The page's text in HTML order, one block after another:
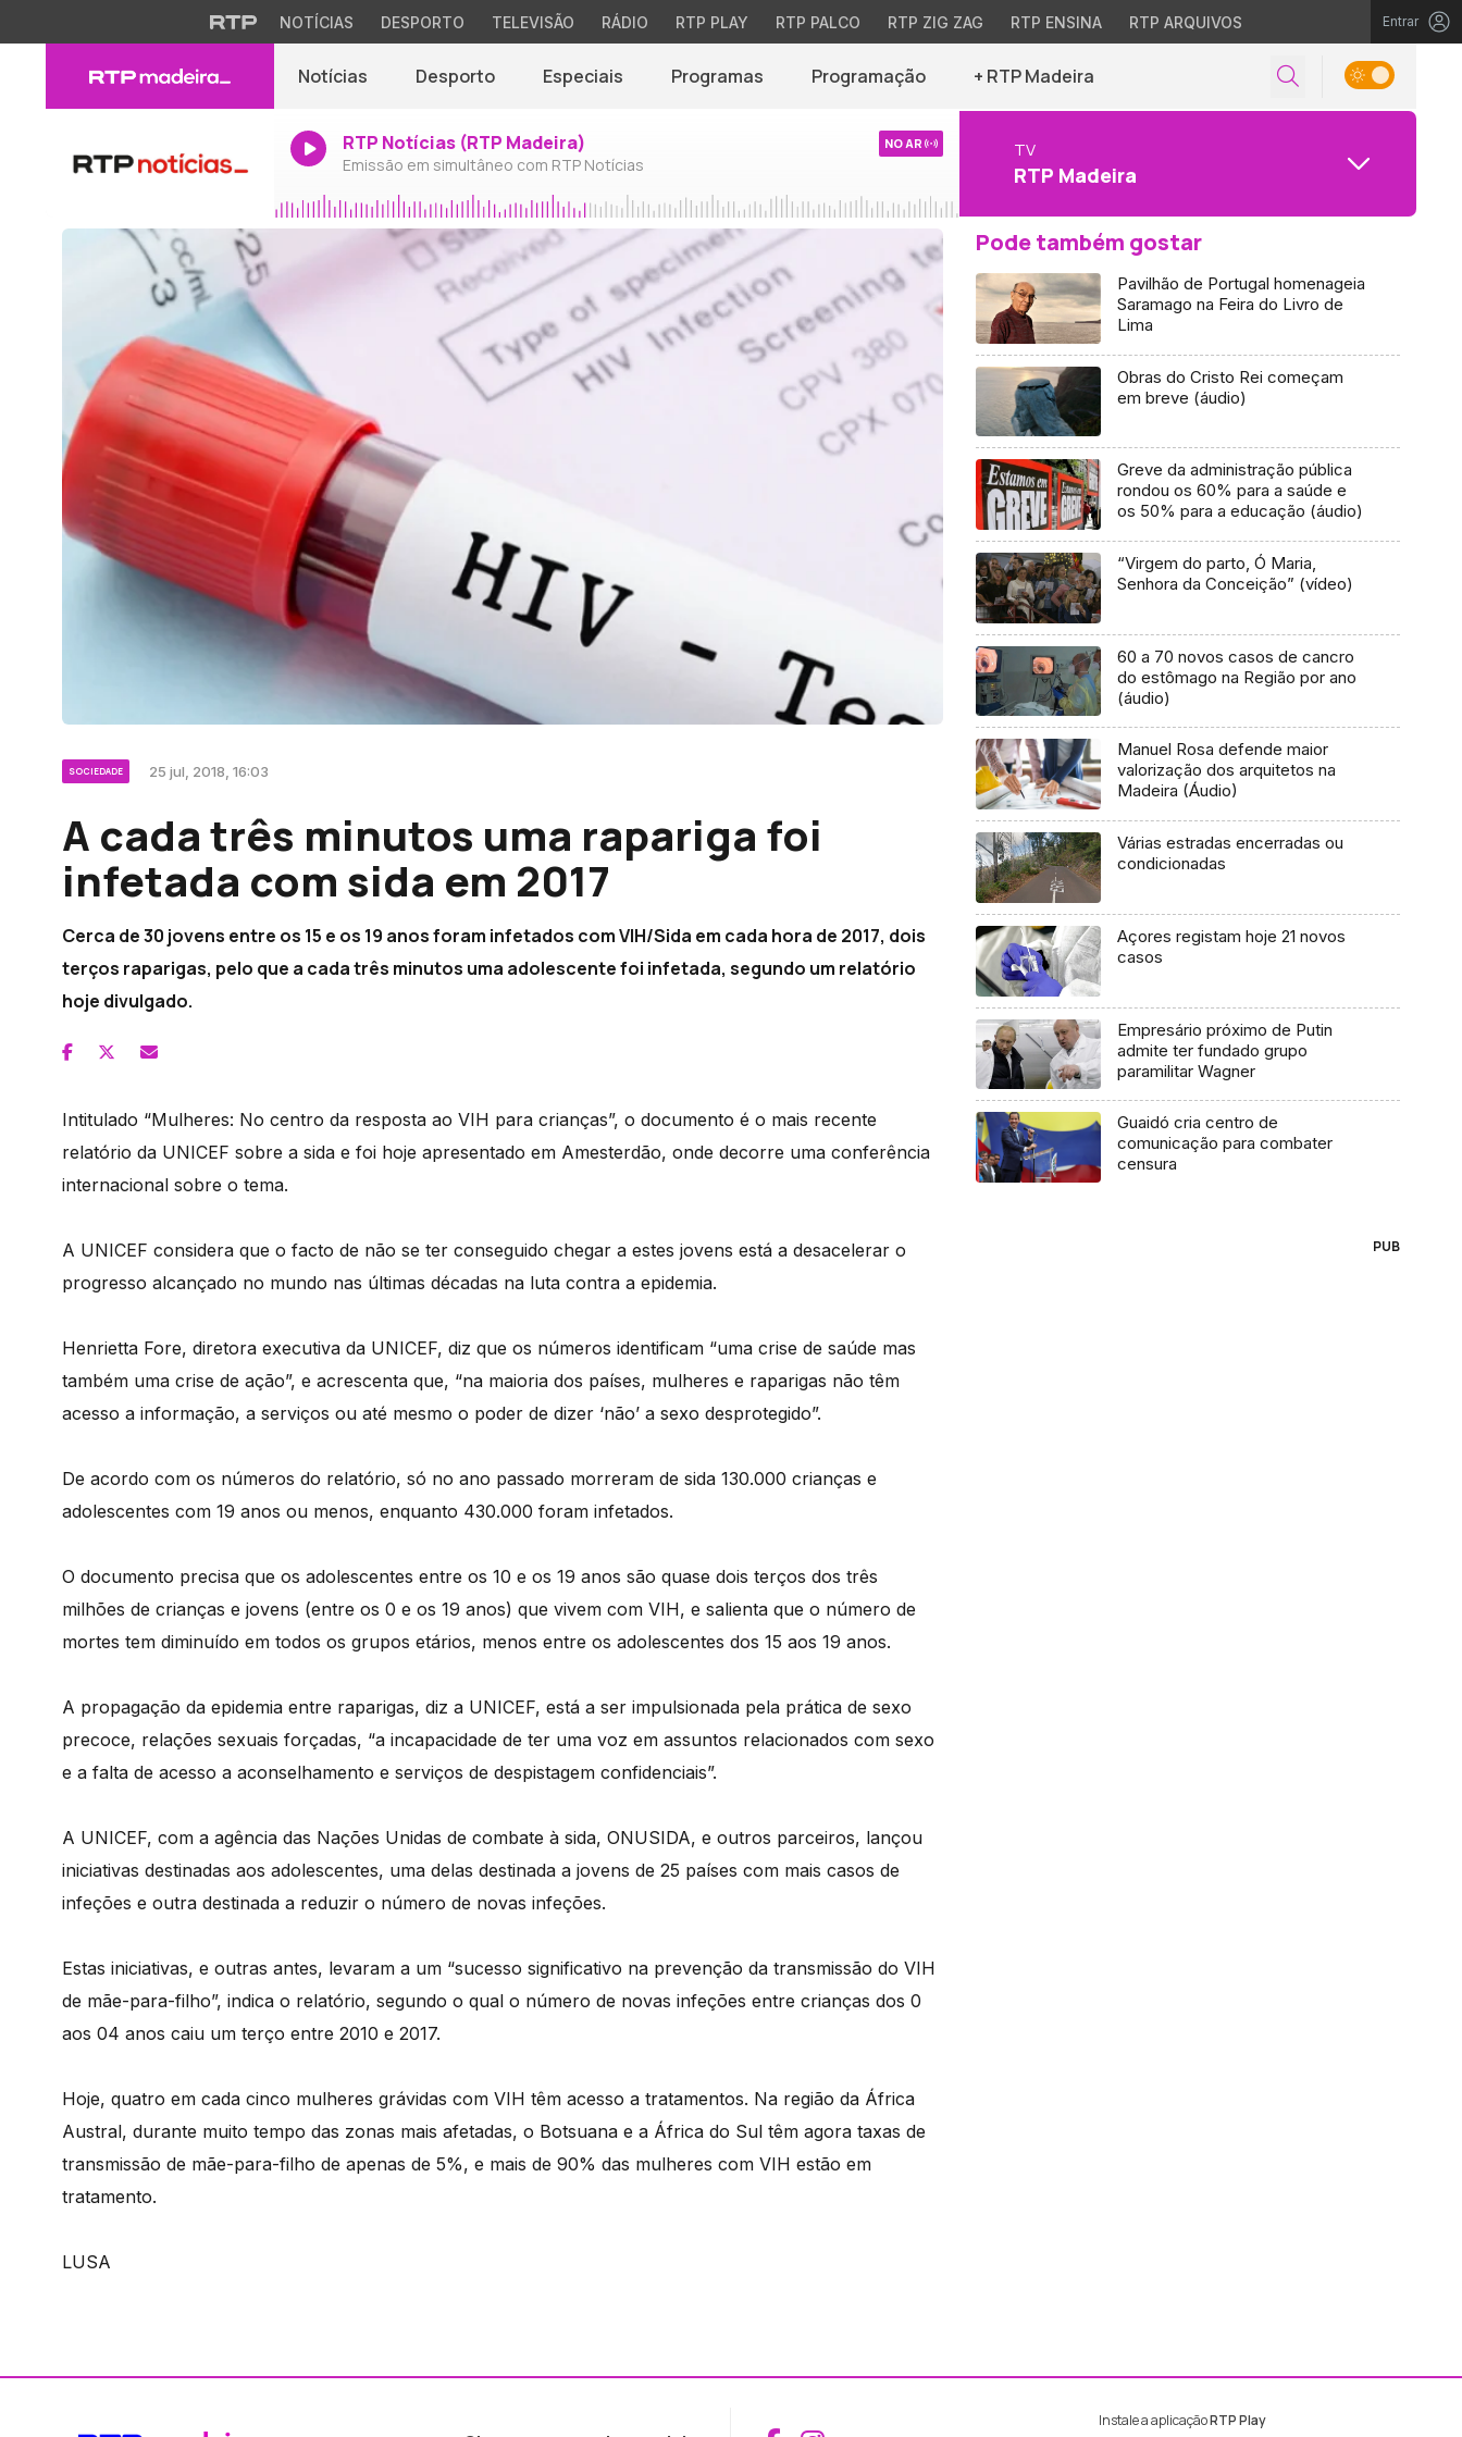
NOTÍCIAS DESPORTO TELEVISÃO RÁDIO RTP PLAY RTP PALCO RTP ZIG ZAG RTP ENSINA RTP ARQUIVOS Entrar
Notícias Desporto Especiais Programas Programação + RTP Madeira
RTP Notícias (RTP Madeira)
Emissão em simultâneo com RTP Notícias
NO AR TV
RTP Madeira
SOCIEDADE 25 jul, 2018, 16:03
A cada três minutos uma rapariga foi
infetada com sida em 2017
Cerca de 30 jovens entre os 15 e os 19 anos foram infetados com VIH/Sida em cada hora de 2017, dois
terços raparigas, pelo que a cada três minutos uma adolescente foi infetada, segundo um relatório
hoje divulgado.
Intitulado “Mulheres: No centro da resposta ao VIH para crianças”, o documento é o mais recente
relatório da UNICEF sobre a sida e foi hoje apresentado em Amesterdão, onde decorre uma conferência
internacional sobre o tema.
A UNICEF considera que o facto de não se ter conseguido chegar a estes jovens está a desacelerar o
progresso alcançado no mundo nas últimas décadas na luta contra a epidemia.
Henrietta Fore, diretora executiva da UNICEF, diz que os números identificam “uma crise de saúde mas
também uma crise de ação”, e acrescenta que, “na maioria dos países, mulheres e raparigas não têm
acesso a informação, a serviços ou até mesmo o poder de dizer ‘não’ a sexo desprotegido”.
De acordo com os números do relatório, só no ano passado morreram de sida 130.000 crianças e
adolescentes com 19 anos ou menos, enquanto 430.000 foram infetados.
O documento precisa que os adolescentes entre os 10 e os 19 anos são quase dois terços dos três
milhões de crianças e jovens (entre os 0 e os 19 anos) que vivem com VIH, e salienta que o número de
mortes tem diminuído em todos os grupos etários, menos entre os adolescentes dos 15 aos 19 anos.
A propagação da epidemia entre raparigas, diz a UNICEF, está a ser impulsionada pela prática de sexo
precoce, relações sexuais forçadas, “a incapacidade de ter uma voz em assuntos relacionados com sexo
e a falta de acesso a aconselhamento e serviços de despistagem confidenciais”.
A UNICEF, com a agência das Nações Unidas de combate à sida, ONUSIDA, e outros parceiros, lançou
iniciativas destinadas aos adolescentes, uma delas destinada a jovens de 25 países com mais casos de
infeções e outra destinada a reduzir o número de novas infeções.
Estas iniciativas, e outras antes, levaram a um “sucesso significativo na prevenção da transmissão do VIH
de mãe-para-filho”, indica o relatório, segundo o qual o número de novas infeções entre crianças dos 0
aos 04 anos caiu um terço entre 2010 e 2017.
Hoje, quatro em cada cinco mulheres grávidas com VIH têm acesso a tratamentos. Na região da África
Austral, durante muito tempo das zonas mais afetadas, o Botsuana e a África do Sul têm agora taxas de
transmissão de mãe-para-filho de apenas de 5%, e mais de 90% das mulheres com VIH estão em
tratamento.
LUSA
Pode também gostar
Pavilhão de Portugal homenageia
Saramago na Feira do Livro de
Lima
Obras do Cristo Rei começam
em breve (áudio)
Greve da administração pública
rondou os 60% para a saúde e
os 50% para a educação (áudio)
“Virgem do parto, Ó Maria,
Senhora da Conceição” (vídeo)
60 a 70 novos casos de cancro
do estômago na Região por ano
(áudio)
Manuel Rosa defende maior
valorização dos arquitetos na
Madeira (Áudio)
Várias estradas encerradas ou
condicionadas
Açores registam hoje 21 novos
casos
Empresário próximo de Putin
admite ter fundado grupo
paramilitar Wagner
Guaidó cria centro de
comunicação para combater
censura
PUB
Instale a aplicaçãoRTP Play